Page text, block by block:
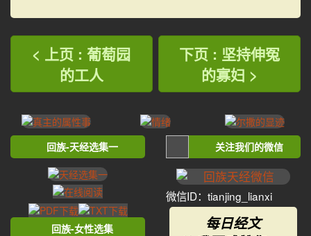
< 上页 : 葡萄园
的工人
下页 : 坚持伸冤
的寡妇 >
回族-天经选集一
回族-女性选集
关注我们的微信
微信ID：tianjing_lianxi
每日经文